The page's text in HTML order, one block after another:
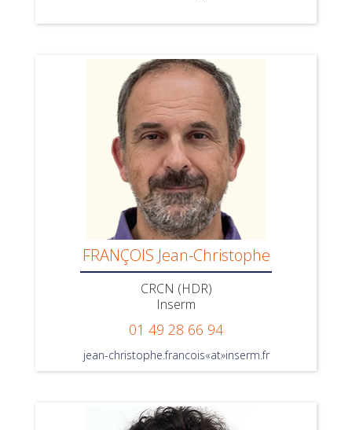
FRANÇOIS Jean-Christophe
CRCN (HDR)
Inserm
01 49 28 66 94‬
jean-christophe.francois«at»inserm.fr